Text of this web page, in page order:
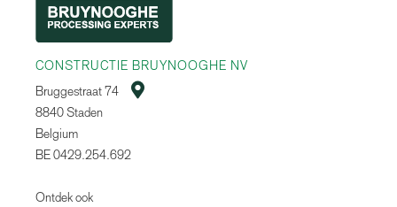
CONSTRUCTIE BRUYNOOGHE NV
Bruggestraat 74
8840 Staden
Belgium
BE 0429.254.692
Ontdek ook
